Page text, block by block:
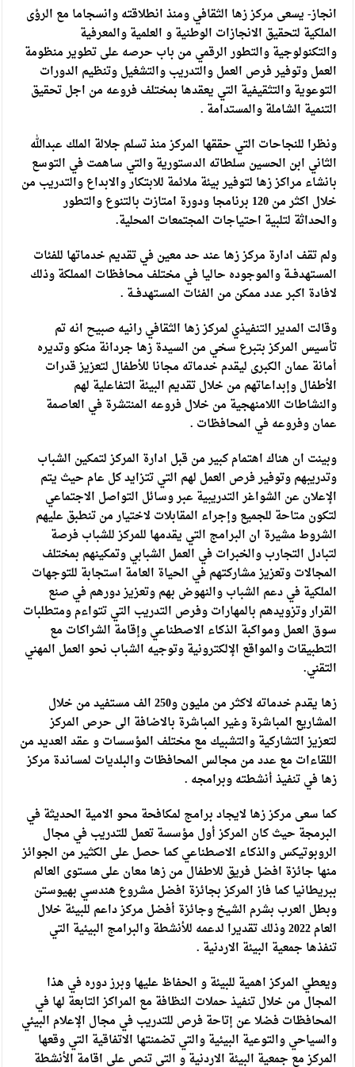
انجاز- يسعى مركز زها الثقافي ومنذ انطلاقته وانسجاما مع الرؤى
الملكية لتحقيق الانجازات الوطنية و العلمية والمعرفية
والتكنولوجية والتطور الرقمي من باب حرصه على تطوير منظومة
العمل وتوفير فرص العمل والتدريب والتشغيل وتنظيم الدورات
التوعوية والتثقيفية التي يعقدها بمختلف فروعه من اجل تحقيق
التنمية الشاملة والمستدامة .
ونظرا للنجاحات التي حققها المركز منذ تسلم جلالة الملك عبدالله
الثاني ابن الحسين سلطاته الدستورية والتي ساهمت في التوسع
بانشاء مراكز زها لتوفير بيئة ملائمة للابتكار والابداع والتدريب من
خلال اكثر من 120 برنامجا ودورة امتازت بالتنوع والتطور
والحداثة لتلبية احتياجات المجتمعات المحلية.
ولم تقف ادارة مركز زها عند حد معين في تقديم خدماتها للفئات
المستهدفــة والموجوده حاليا في مختلف محافظات المملكة وذلك
لافادة اكبر عدد ممكن من الفئات المستهدفــة .
وقالت المدير التنفيذي لمركز زها الثقافي رانيه صبيح انه تم
تأسيس المركز بتبرع سخي من السيدة زها جردانة منكو وتديره
أمانة عمان الكبرى ليقدم خدماته مجانا للأطفال لتعزيز قدرات
الأطفال وإبداعاتهم من خلال تقديم البيئة التفاعلية لهم
والنشاطات اللامنهجية من خلال فروعه المنتشرة في العاصمة
عمان وفروعه في المحافظات .
وبينت ان هناك اهتمام كبير من قبل ادارة المركز لتمكين الشباب
وتدريبهم وتوفير فرص العمل لهم التي تتزايد كل عام حيث يتم
الإعلان عن الشواغر التدريبية عبر وسائل التواصل الاجتماعي
لتكون متاحة للجميع وإجراء المقابلات لاختيار من تنطبق عليهم
الشروط مشيرة ان البرامج التي يقدمها للمركز للشباب فرصة
لتبادل التجارب والخبرات في العمل الشبابي وتمكينهم بمختلف
المجالات وتعزيز مشاركتهم في الحياة العامة استجابة للتوجهات
الملكية في دعم الشباب والنهوض بهم وتعزيز دورهم في صنع
القرار وتزويدهم بالمهارات وفرص التدريب التي تتواءم ومتطلبات
سوق العمل ومواكبة الذكاء الاصطناعي وإقامة الشراكات مع
التطبيقات والمواقع الإلكترونية وتوجيه الشباب نحو العمل المهني
التقني.
زها يقدم خدماته لاكثر من مليون و250 الف مستفيد من خلال
المشاريع المباشرة وغير المباشرة بالاضافة الى حرص المركز
لتعزيز التشاركية والتشبيك مع مختلف المؤسسات و عقد العديد من
اللقاءات مع عدد من مجالس المحافظات والبلديات لمساندة مركز
زها في تنفيذ أنشطته وبرامجه .
كما سعى مركز زها لايجاد برامج لمكافحة محو الامية الحديثة في
البرمجة حيث كان المركز أول مؤسسة تعمل للتدريب في مجال
الروبوتيكس والذكاء الاصطناعي كما حصل على الكثير من الجوائز
منها جائزة افضل فريق للاطفال من زها معان على مستوى العالم
ببريطانيا كما فاز المركز بجائزة افضل مشروع هندسي بهيوستن
وبطل العرب بشرم الشيخ وجائزة أفضل مركز داعم للبيئة خلال
العام 2022 وذلك تقديرا لدعمه للأنشطة والبرامج البيئية التي
تنفذها جمعية البيئة الاردنية .
ويعطي المركز اهمية للبيئة و الحفاظ عليها وبرز دوره في هذا
المجال من خلال تنفيذ حملات النظافة مع المراكز التابعة لها في
المحافظات فضلا عن إتاحة فرص للتدريب في مجال الإعلام البيئي
والسياحي والتوعية البيئية والتي تضمنتها الاتفاقية التي وقعها
المركز مع جمعية البيئة الاردنية و التي تنص على اقامة الأنشطة